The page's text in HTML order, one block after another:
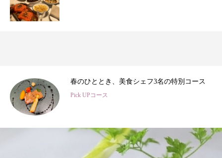
春のひととき、美食シェフ3名の特別コース
Pick UPコース